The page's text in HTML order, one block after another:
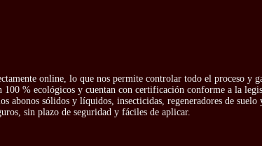
online, lo que nos permite controlar todo el proceso
100 % ecológicos y cuentan con certificación conforme a la
abonos sólidos y líquidos, insecticidas, regeneradores de
sin plazo de seguridad y fáciles de aplicar.